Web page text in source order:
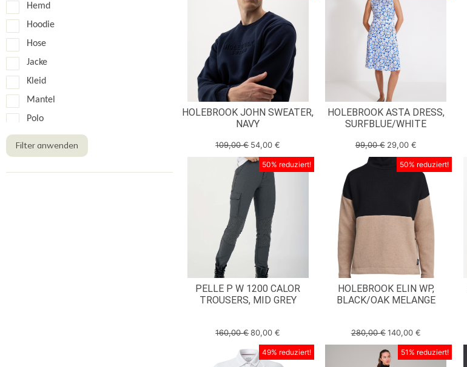
XXXL
Hemd
Hoodie
Hose
Jacke
Kleid
Mantel
Polo
Pullover
Rock
Shirt
Filter anwenden
HOLEBROOK JOHN SWEATER,
NAVY
109,00€ 54,00€
HOLEBROOK ASTA DRESS,
SURFBLUE/WHITE
99,00€ 29,00 €
50% reduziert!
PELLE P W 1200 CALOR
TROUSERS, MID GREY
160,00€80,00€
50% reduziert!
HOLEBROOK ELIN WP,
BLACK/OAK MELANGE
280,00€ 140,00 €
49% reduziert! 51% reduziert!